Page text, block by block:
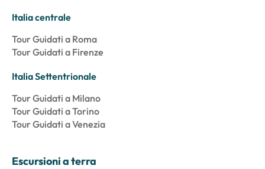
Italia centrale
Tour Guidati a Roma
Tour Guidati a Firenze
Italia Settentrionale
Tour Guidati a Milano
Tour Guidati a Torino
Tour Guidati a Venezia
Escursioni a terra